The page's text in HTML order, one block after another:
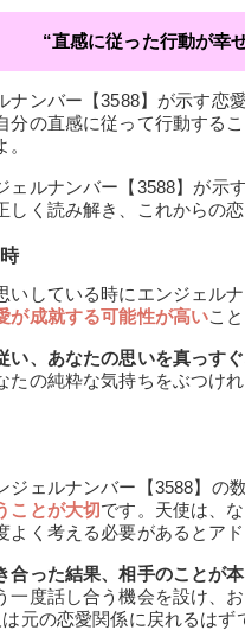
“直感に従った行動が幸
ナンバー【3588】が示す
分の直感に従って行動する
ェルナンバー【3588】が示
しく読み解き、これからの
いしている時にエンジェル
が成就する可能性が高いこ
い、あなたの思いを真っす
たの純粋な気持ちをぶつけ
ジェルナンバー【3588】の
ことが大切です。天使は、
よく考える必要があるとア
合った結果、相手のことが
一度話し合う機会を設け、
元の恋愛関係に戻れるはず